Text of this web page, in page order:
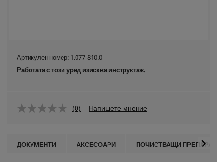
Артикулен номер: 1.077-810.0
Работата с този уред изисква инструктаж.
(0) Напишете мнение
ДОКУМЕНТИ АКСЕСОАРИ ПОЧИСТВАЩИ